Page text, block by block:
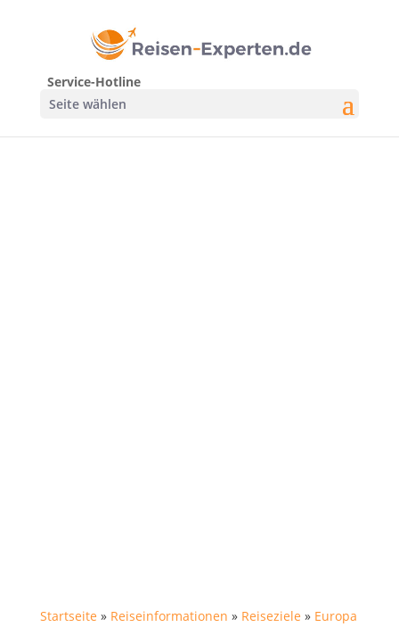
Service-Hotline
Seite wählen
Startseite » Reiseinformationen » Reiseziele » Europa